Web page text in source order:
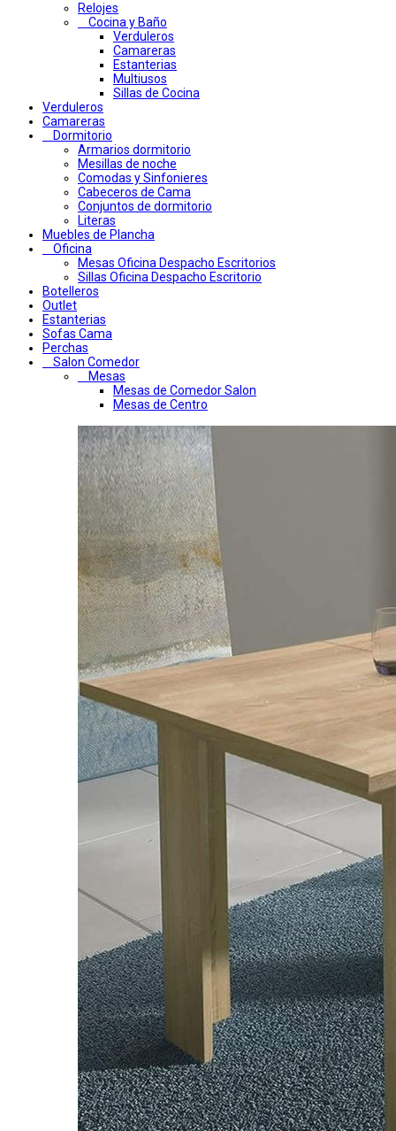
Relojes
Cocina y Baño
Verduleros
Camareras
Estanterias
Multiusos
Sillas de Cocina
Verduleros
Camareras
Dormitorio
Armarios dormitorio
Mesillas de noche
Comodas y Sinfonieres
Cabeceros de Cama
Conjuntos de dormitorio
Literas
Muebles de Plancha
Oficina
Mesas Oficina Despacho Escritorios
Sillas Oficina Despacho Escritorio
Botelleros
Outlet
Estanterias
Sofas Cama
Perchas
Salon Comedor
Mesas
Mesas de Comedor Salon
Mesas de Centro